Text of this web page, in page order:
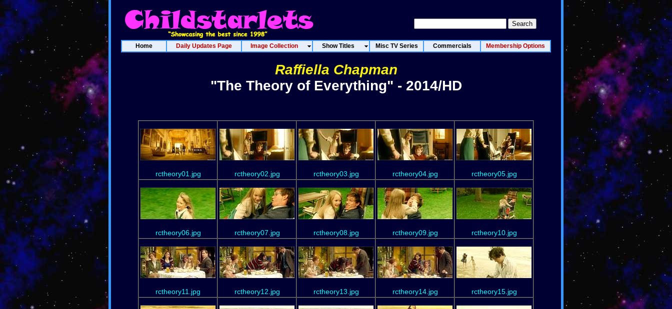
Home Daily Updates Page Image Collection Show Titles Misc TV Series Commercials Membership Options
Raffiella Chapman
"The Theory of Everything" - 2014/HD
rctheory01.jpg rctheory02.jpg rctheory03.jpg rctheory04.jpg rctheory05.jpg
rctheory06.jpg rctheory07.jpg rctheory08.jpg rctheory09.jpg rctheory10.jpg
rctheory11.jpg rctheory12.jpg rctheory13.jpg rctheory14.jpg rctheory15.jpg